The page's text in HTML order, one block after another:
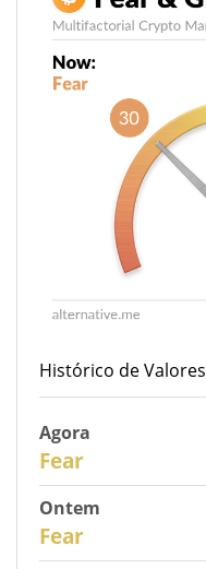
Histórico de Valores
Agora
Fear
Ontem
Fear